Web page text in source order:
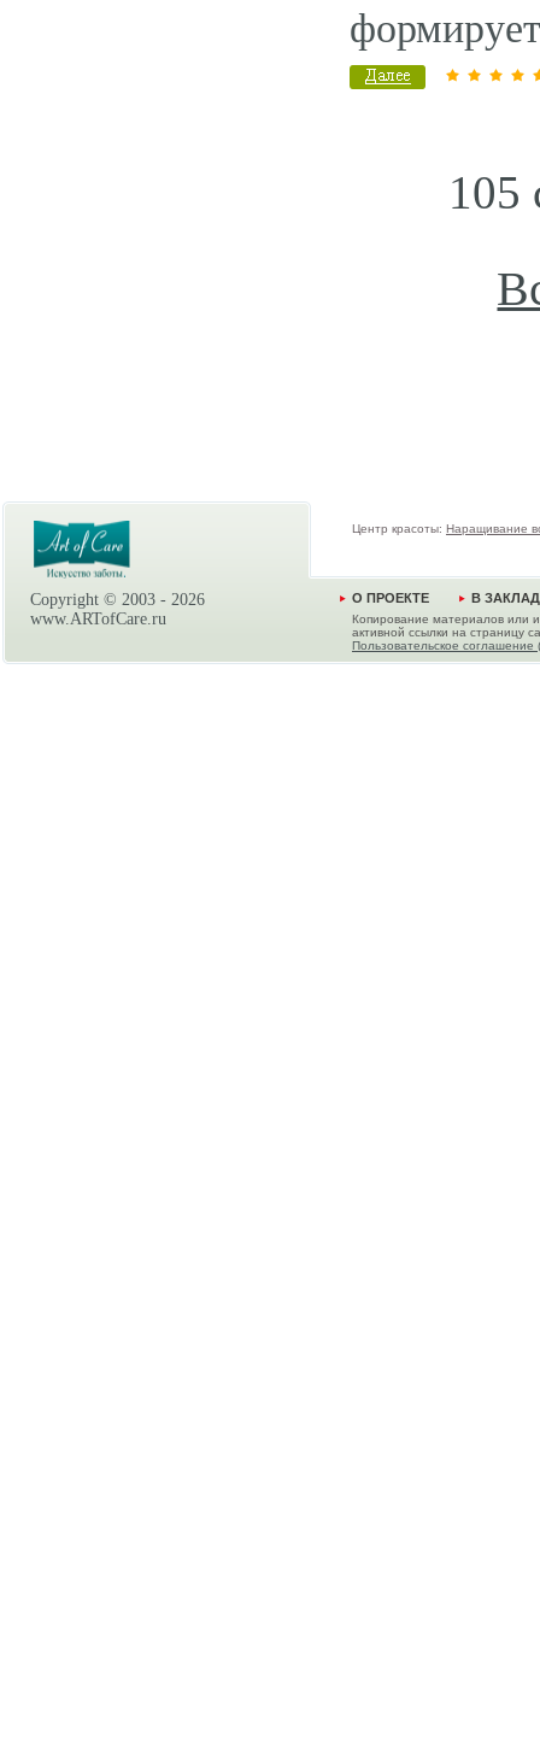
105
Copyright © 2003 - 2026
www.ARTofCare.ru
Центр красоты: Наращивание
О ПРОЕКТЕ В
Копирование материалов или
активной ссылки на страницу
Пользовательское